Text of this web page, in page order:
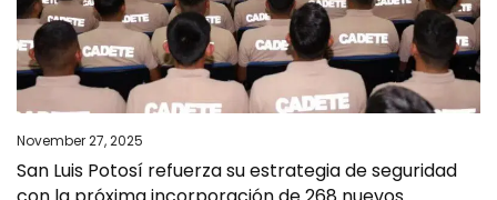
November 27, 2025
San Luis Potosí refuerza su estrategia de seguridad